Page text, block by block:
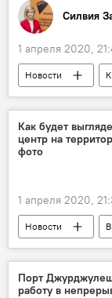
Силвия
1 апреля 2020,
Новости
Общество
Как будет
центр на
фото
1 апреля 2020,
Новости
Коронавирус
Порт
работу в